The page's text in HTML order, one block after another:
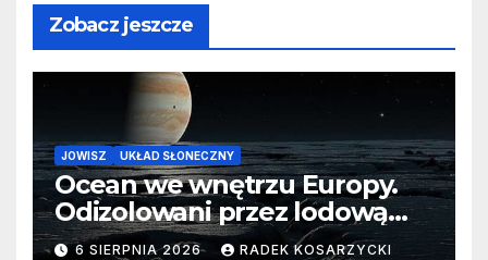
Zobacz jeszcze
JOWISZ UKŁAD SŁONECZNY
Ocean we wnętrzu Europy.
Odizolowani przez lodową
barierę
6 SIERPNIA 2026 RADEK KOSARZYCKI